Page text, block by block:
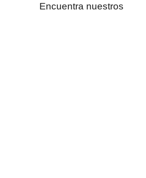
Encuentra nuestros